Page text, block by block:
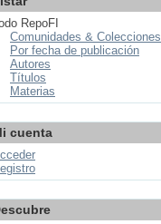
RepoFI
Comunidades & Colecciones
Por fecha de publicación
Autores
Títulos
Materias
cuenta